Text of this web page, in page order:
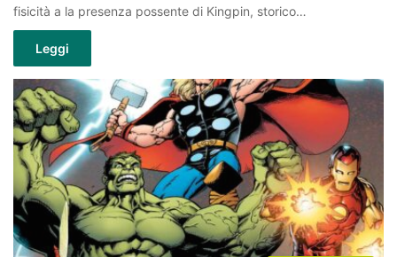
fisicità a la presenza possente di Kingpin, storico…
Leggi